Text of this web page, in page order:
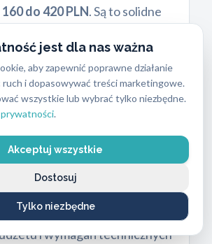
jest dla nas ważna
aby zapewnić poprawne działanie
ruch i dopasowywać treści marketingowe.
wszystkie lub wybrać tylko niezbędne.
.
Akceptuj wszystkie
Tylko niezbędne
Dostosuj
160 do 420 PLN. Są to solidne
Jeśli zależy Ci na
bezpieczeństwie, oferujemy
klasy bezpieczeństwa
500 do 1100 PLN
przywożą ze sobą szeroki
co pozwala na podjęcie
po konsultacji z
kompleksową
w Łodzi, dostosowując
i wymagań technicznych